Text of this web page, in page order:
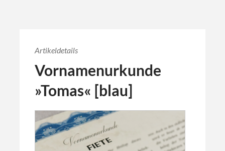
Artikeldetails
Vornamenurkunde
»Tomas« [blau]